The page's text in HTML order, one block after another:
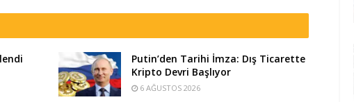
Putin’den Tarihi İmza: Dış Ticarette
Kripto Devri Başlıyor
6 AĞUSTOS 2026